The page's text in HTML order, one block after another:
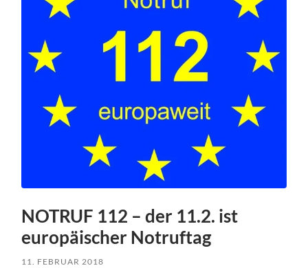
NOTRUF 112 – der 11.2. ist
europäischer Notruftag
11. FEBRUAR 2018